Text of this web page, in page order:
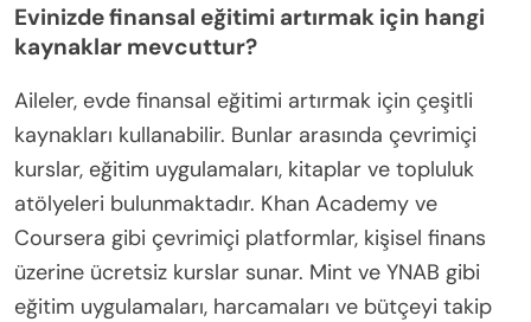
Evinizde finansal eğitimi artırmak için hangi
kaynaklar mevcuttur?
Aileler, evde finansal eğitimi artırmak için çeşitli
kaynakları kullanabilir. Bunlar arasında çevrimiçi
kurslar, eğitim uygulamaları, kitaplar ve topluluk
atölyeleri bulunmaktadır. Khan Academy ve
Coursera gibi çevrimiçi platformlar, kişisel finans
üzerine ücretsiz kurslar sunar. Mint ve YNAB gibi
eğitim uygulamaları, harcamaları ve bütçeyi takip